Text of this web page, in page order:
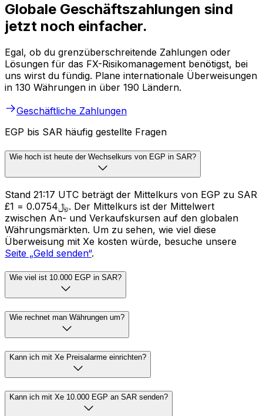
Globale Geschäftszahlungen sind
jetzt noch einfacher.
Egal, ob du grenzüberschreitende Zahlungen oder
Lösungen für das FX-Risikomanagement benötigst, bei
uns wirst du fündig. Plane internationale Überweisungen
in 130 Währungen in über 190 Ländern.
Geschäftliche Zahlungen
EGP bis SAR häufig gestellte Fragen
Wie hoch ist heute der Wechselkurs von EGP in SAR?
Stand 21:17 UTC beträgt der Mittelkurs von EGP zu SAR
£1 = ﷼0.0754. Der Mittelkurs ist der Mittelwert
zwischen An- und Verkaufskursen auf den globalen
Währungsmärkten. Um zu sehen, wie viel diese
Überweisung mit Xe kosten würde, besuche unsere
Seite „Geld senden“.
Wie viel ist 10.000 EGP in SAR?
Wie rechnet man Währungen um?
Kann ich mit Xe Preisalarme einrichten?
Kann ich mit Xe 10.000 EGP an SAR senden?